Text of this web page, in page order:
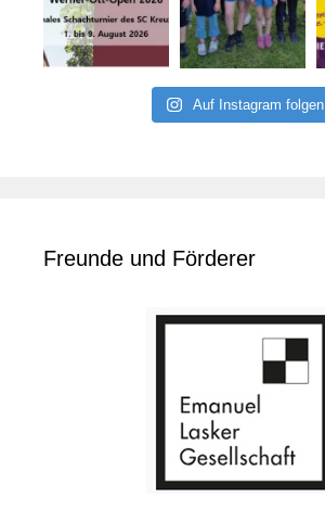
Auf Instagram folgen
Freunde und Förderer